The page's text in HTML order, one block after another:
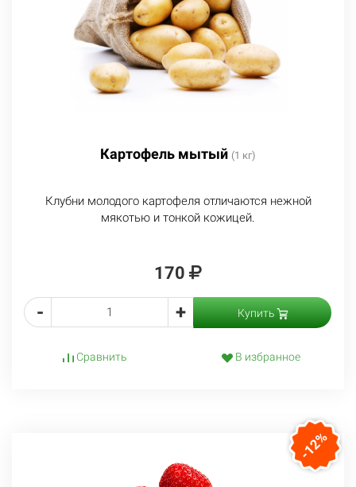
Картофель мытый (1 кг)
Клубни молодого картофеля отличаются нежной
мякотью и тонкой кожицей.
170
- + Купить
Сравнить В избранное
-12%